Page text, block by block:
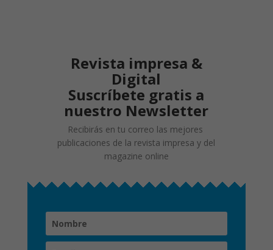
Revista impresa &
Digital
Suscríbete gratis a
nuestro Newsletter
Recibirás en tu correo las mejores
publicaciones de la revista impresa y del
magazine online